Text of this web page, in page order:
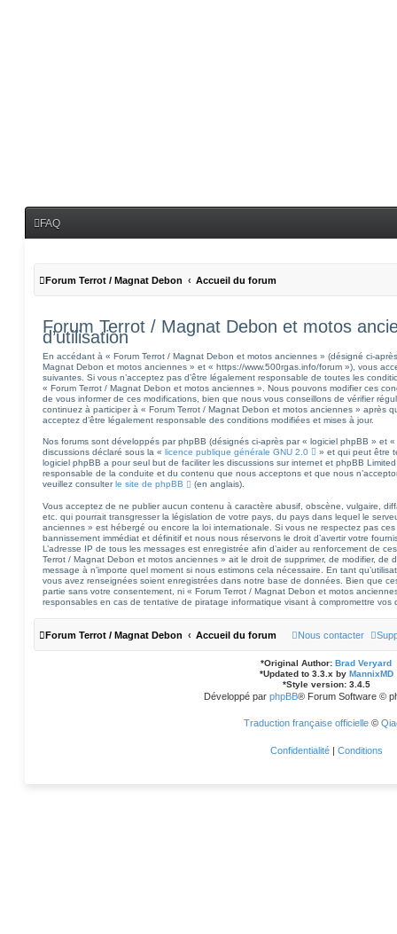
FAQ
Forum Terrot / Magnat Debon Accueil du forum
Forum Terrot / Magnat Debon et motos
d’utilisation
En accédant à « Forum Terrot / Magnat Debon et motos anciennes » (désigné ci-
Magnat Debon et motos anciennes » et « https://www.500rgas.info/forum »), vous
suivantes. Si vous n’acceptez pas d’être légalement responsable de toutes les
« Forum Terrot / Magnat Debon et motos anciennes ». Nous pouvons modifier ces
de vous informer de ces modifications, bien que nous vous conseillons de vérifier
continuez à participer à « Forum Terrot / Magnat Debon et motos anciennes » après
acceptez d’être légalement responsable des conditions modifiées et mises à jour.
Nos forums sont développés par phpBB (désignés ci-après par « logiciel phpBB » et
discussions déclaré sous la « licence publique générale GNU 2.0
» et qui peut être
logiciel phpBB a pour seul but de faciliter les discussions sur internet et phpBB
responsable de la conduite et du contenu que nous acceptons et que nous
veuillez consulter le site de phpBB (en anglais).
Vous acceptez de ne publier aucun contenu à caractère abusif, obscène, vulgaire,
etc. qui pourrait transgresser la législation de votre pays, du pays dans lequel le
anciennes » est hébergé ou encore la loi internationale. Si vous ne respectez pas
bannissement immédiat et définitif et nous nous réservons le droit d’avertir votre
L’adresse IP de tous les messages est enregistrée afin d’aider au renforcement de
Terrot / Magnat Debon et motos anciennes » ait le droit de supprimer, de modifier, de
message à n’importe quel moment si nous estimons cela nécessaire. En tant
vous avez renseignées soient enregistrées dans notre base de données. Bien que
partie sans votre consentement, ni « Forum Terrot / Magnat Debon et motos
responsables en cas de tentative de piratage informatique visant à compromettre vos
Forum Terrot / Magnat Debon Accueil du forum Nous contacter
*Original Author: Brad Veryard
*Updated to 3.3.x by MannixMD
*Style version: 3.4.5
Développé par phpBB® Forum Software ©
Traduction française officielle©
Confidentialité | Conditions